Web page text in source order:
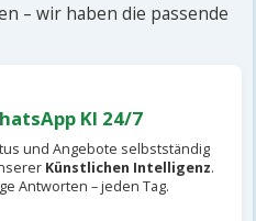
– wir haben die passende
KI 24/7
und Angebote selbstständig
Künstlichen Intelligenz.
Antworten – jeden Tag.